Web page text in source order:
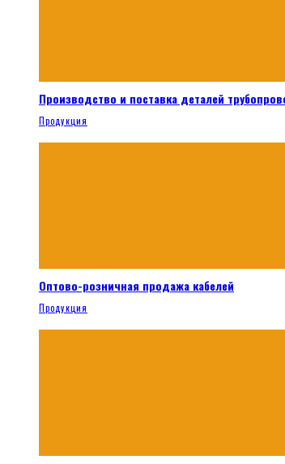
Производство и поставка деталей
Продукция
Оптово-розничная продажа кабелей
Продукция